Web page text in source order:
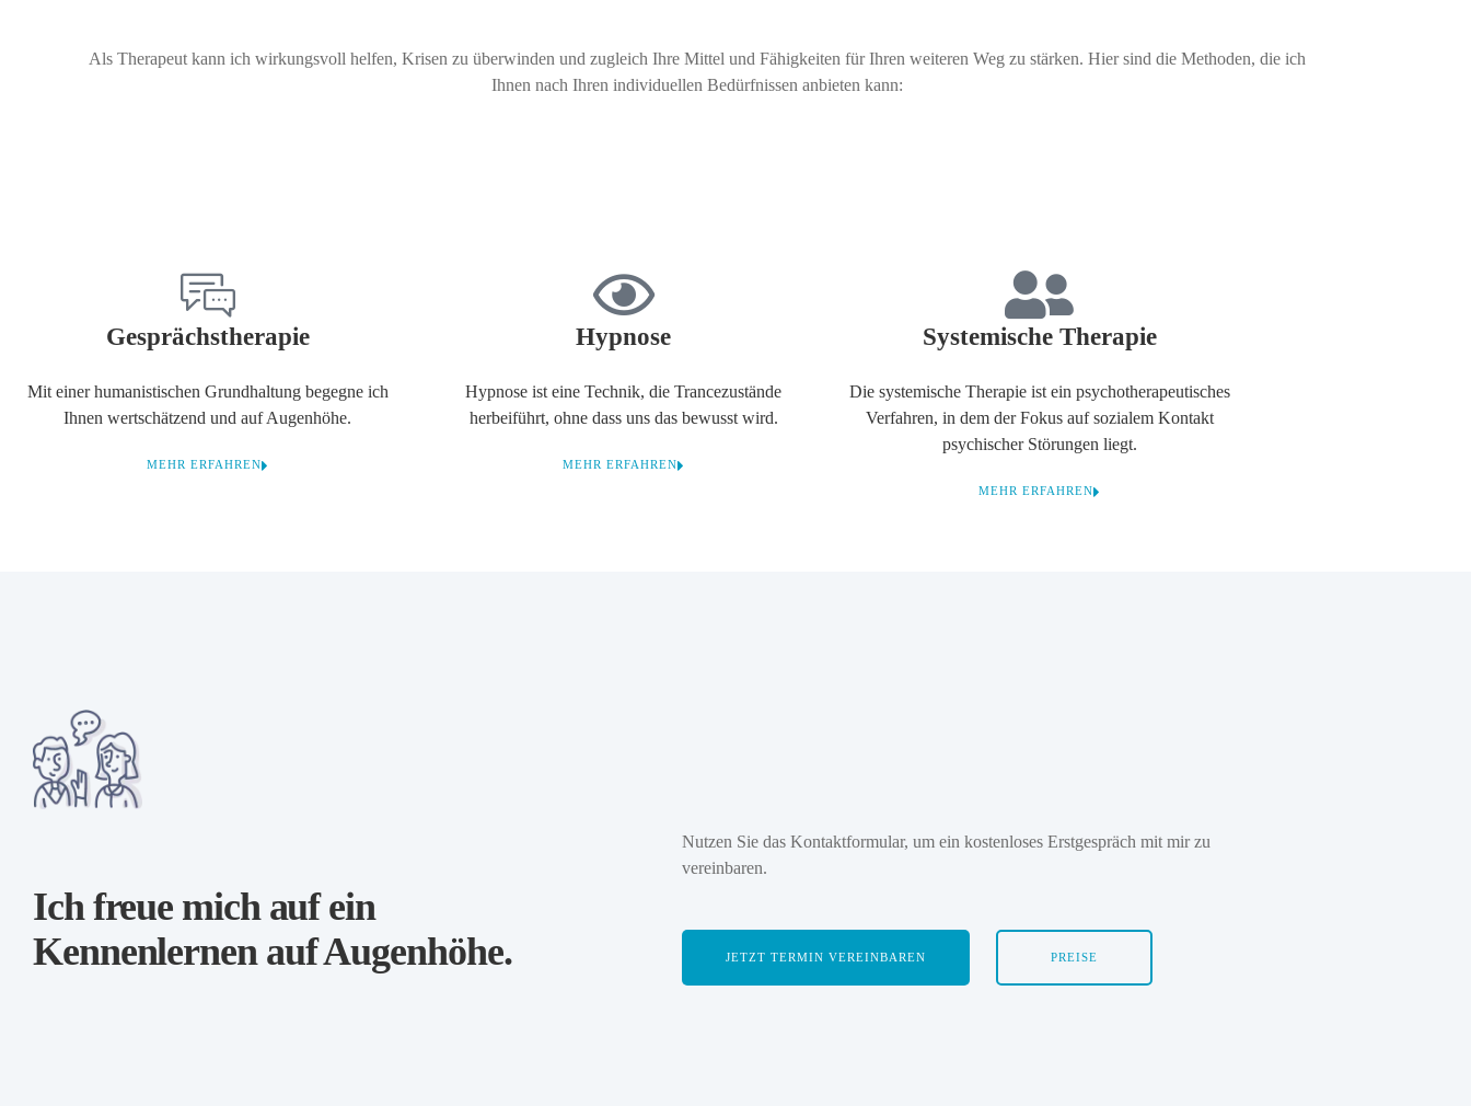
Als Therapeut kann ich wirkungsvoll helfen, Krisen zu überwinden und zugleich Ihre Mittel und Fähigkeiten für Ihren weiteren Weg zu stärken. Hier sind die Methoden, die ich
Ihnen nach Ihren individuellen Bedürfnissen anbieten kann:
Gesprächstherapie
Mit einer humanistischen Grundhaltung begegne ich
Ihnen wertschätzend und auf Augenhöhe.
MEHR ERFAHREN
Hypnose
Hypnose ist eine Technik, die Trancezustände
herbeiführt, ohne dass uns das bewusst wird.
MEHR ERFAHREN
Systemische Therapie
Die systemische Therapie ist ein psychotherapeutisches
Verfahren, in dem der Fokus auf sozialem Kontakt
psychischer Störungen liegt.
MEHR ERFAHREN
Ich freue mich auf ein
Kennenlernen auf Augenhöhe.
Nutzen Sie das Kontaktformular, um ein kostenloses Erstgespräch mit mir zu
vereinbaren.
JETZT TERMIN VEREINBAREN PREISE